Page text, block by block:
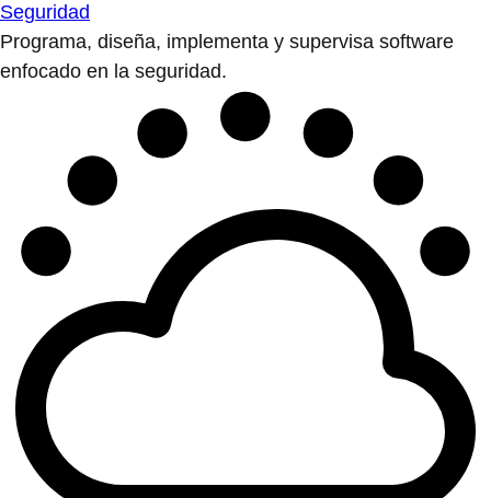
Seguridad
Programa, diseña, implementa y supervisa software
enfocado en la seguridad.